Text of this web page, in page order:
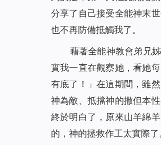
分享了自己接受全能神末
也不再防備抵觸我了。
藉著全能神教會弟兄
實我一直在觀察她，看她
有底了！」在這期間，雖
神為敵、抵擋神的撒但本
終於明白了，原來山羊綿
的，神的拯救作工太實際了